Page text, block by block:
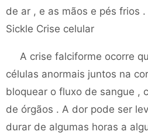
de ar , e as mãos e pés frios .
Sickle Crise celular
A crise falciforme ocorre
células anormais juntos na
bloquear o fluxo de sangue ,
de órgãos . A dor pode ser
durar de algumas horas a